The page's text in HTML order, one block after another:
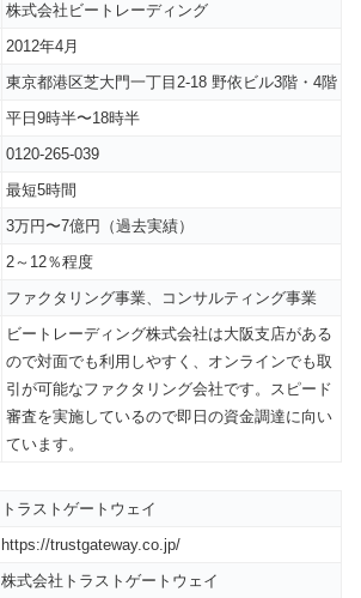
株式会社ビートレーディング
2012年4月
東京都港区芝大門一丁目2-18 野依ビル3階・4階
平日9時半〜18時半
0120-265-039
最短5時間
3万円〜7億円（過去実績）
2～12％程度
ファクタリング事業、コンサルティング事業
ビートレーディング株式会社は大阪支店がある
ので対面でも利用しやすく、オンラインでも取
引が可能なファクタリング会社です。スピード
審査を実施しているので即日の資金調達に向い
ています。
トラストゲートウェイ
https://trustgateway.co.jp/
株式会社トラストゲートウェイ